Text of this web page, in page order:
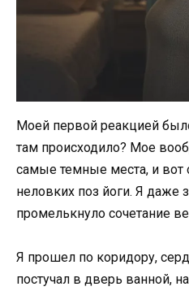
Моей первой реакцией
там происходило? Мое
самые темные места, и вот
неловких поз йоги. Я даже
промелькнуло сочетание
Я прошел по коридору,
постучал в дверь ванной,